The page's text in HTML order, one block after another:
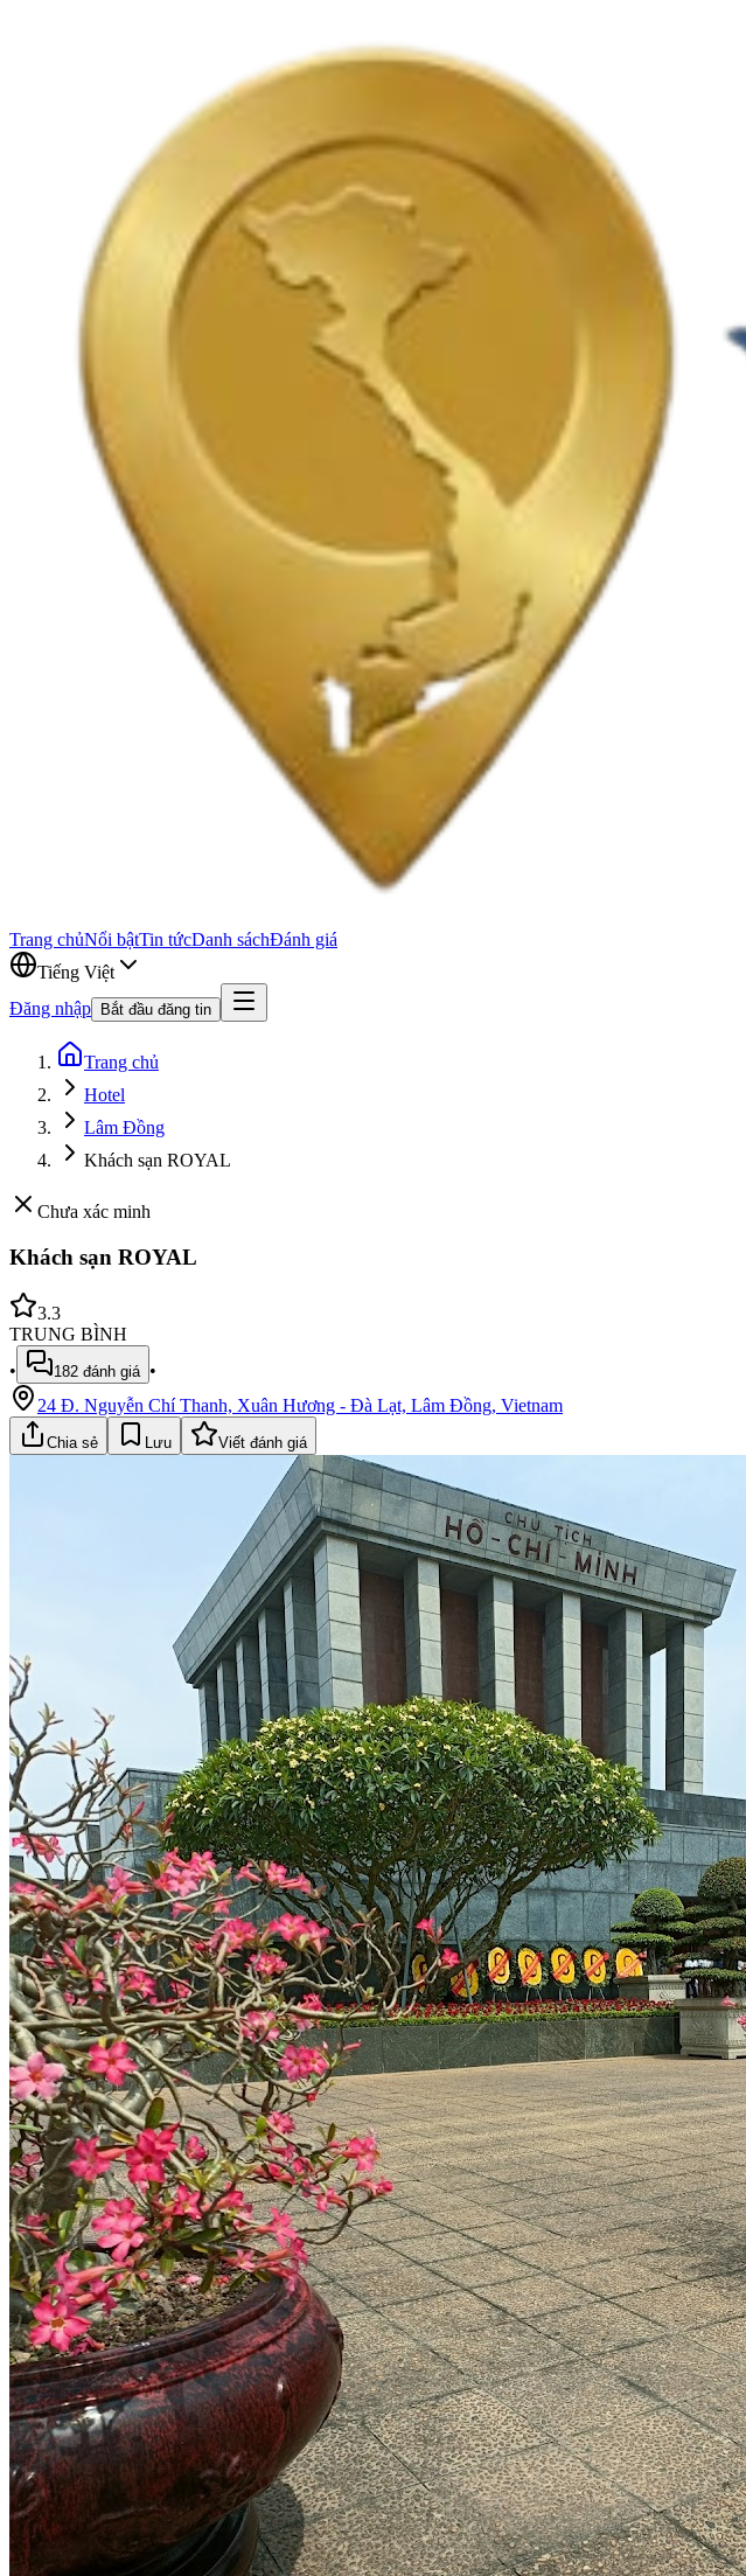
Trang chủNổi bậtTin tứcDanh sáchĐánh giá
Tiếng Việt
Đăng nhập
Bắt đầu đăng tin
Trang chủ
Hotel
Lâm Đồng
Khách sạn ROYAL
Chưa xác minh
Khách sạn ROYAL
3.3
TRUNG BÌNH
•
182 đánh giá •
24 Đ. Nguyễn Chí Thanh, Xuân Hương - Đà Lạt, Lâm Đồng, Vietnam
Chia sẻ Lưu Viết đánh giá